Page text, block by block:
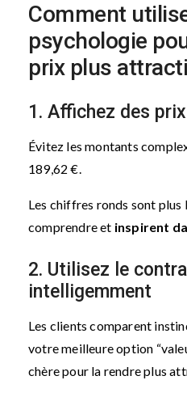
Comment
psychologie
prix plus
1. Affichez des
Évitez les montants
189,62 €.
Les chiffres ronds sont plus
comprendre et inspirent
2. Utilisez le
intelligemment
Les clients comparent
votre meilleure option
chère pour la rendre plus